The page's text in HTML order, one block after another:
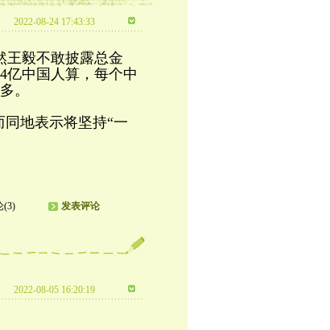
2022-08-24 17:43:33
王毅不敢披露总金
亿中国人算，每个中
。
地表示将坚持“一
(3) 发表评论
2022-08-05 16:20:19